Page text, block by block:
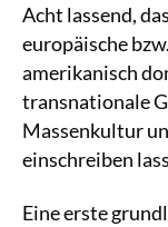
Acht lassend,
europäische
amerikanisch
transnationale
Massenkultur
einschreiben
Eine erste